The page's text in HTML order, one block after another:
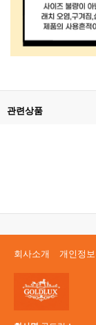
관련상품
회사소개 개인정보